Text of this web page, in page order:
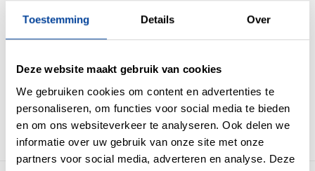
Toestemming Details Over
Deze website maakt gebruik van cookies
We gebruiken cookies om content en advertenties te
personaliseren, om functies voor social media te bieden
en om ons websiteverkeer te analyseren. Ook delen we
informatie over uw gebruik van onze site met onze
partners voor social media, adverteren en analyse. Deze
Lichtkleur
Lichtsterkte 0
IP waarde IP20
Incl. Snoer & Stekker Ja
Dimbaar Ja